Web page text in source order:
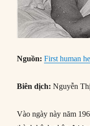
Nguồn: First human
Biên dịch: Nguyễn
Vào ngày này năm